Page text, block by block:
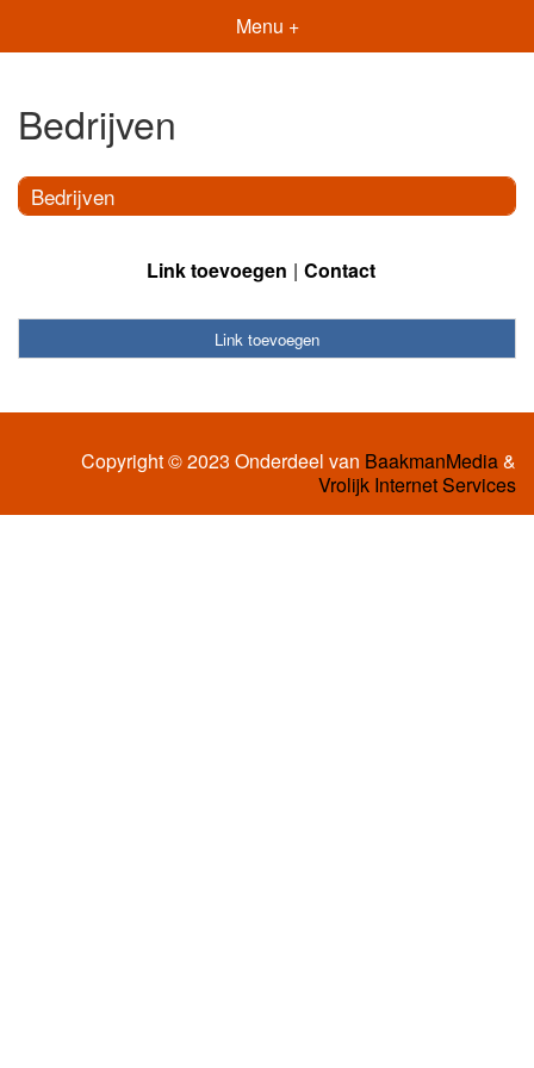
Menu +
Bedrijven
Bedrijven
Link toevoegen Contact
Link toevoegen
Copyright © 2023 Onderdeel van BaakmanMedia&
Vrolijk Internet Services